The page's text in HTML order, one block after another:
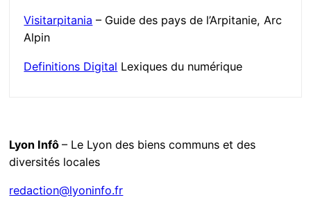
Visitarpitania – Guide des pays de l’Arpitanie, Arc
Alpin
Definitions Digital Lexiques du numérique
Lyon Infô– Le Lyon des biens communs et des
diversités locales
redaction@lyoninfo.fr